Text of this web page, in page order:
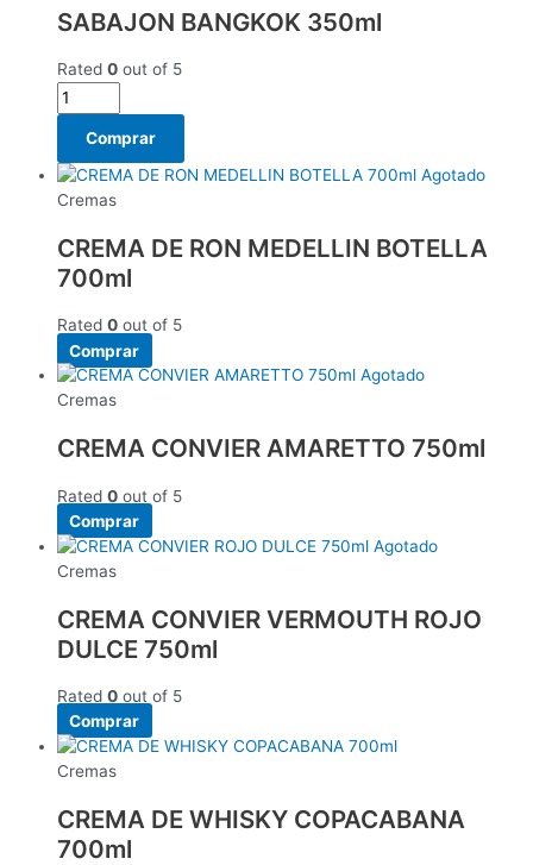
SABAJON BANGKOK 350ml
Rated 0 out of 5
Comprar
Agotado
Cremas
CREMA DE RON MEDELLIN BOTELLA
700ml
Rated 0 out of 5
Comprar
Agotado
Cremas
CREMA CONVIER AMARETTO 750ml
Rated 0 out of 5
Comprar
Agotado
Cremas
CREMA CONVIER VERMOUTH ROJO
DULCE 750ml
Rated 0 out of 5
Comprar
Cremas
CREMA DE WHISKY COPACABANA
700ml